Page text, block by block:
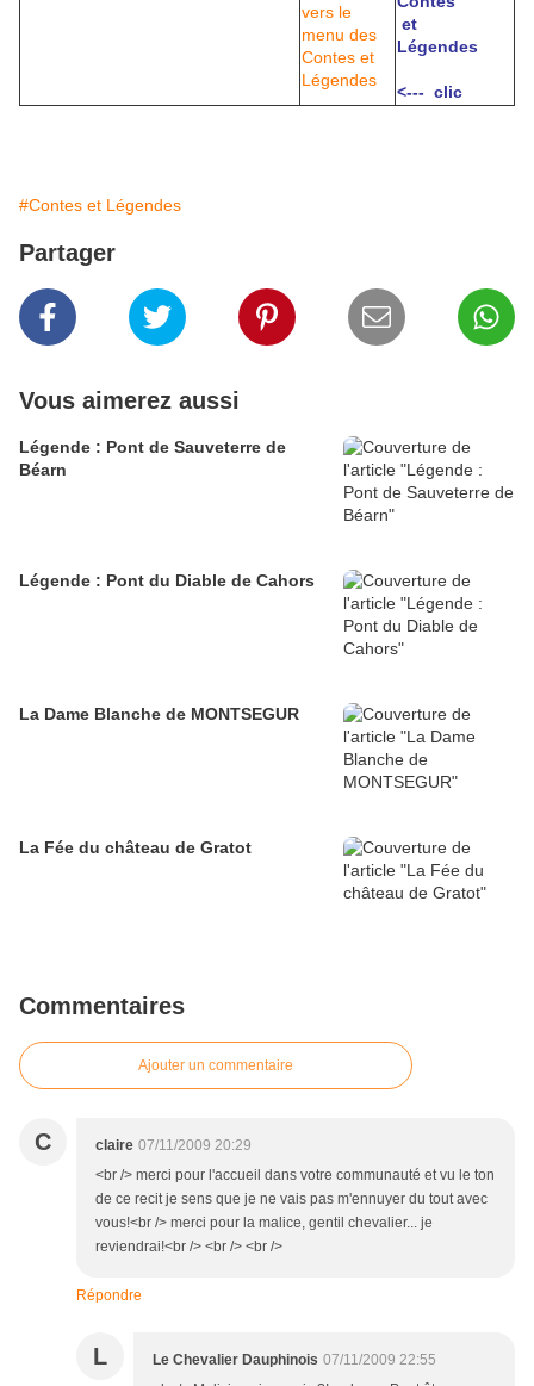
et
Légendes
<--- clic
#Contes et Légendes
Partager
Vous aimerez aussi
Légende : Pont de Sauveterre de
Béarn
Légende : Pont du Diable de Cahors
La Dame Blanche de MONTSEGUR
La Fée du château de Gratot
Commentaires
Ajouter un commentaire
C claire 07/11/2009 20:29
<br /> merci pour l'accueil dans votre communauté et vu le ton
de ce recit je sens que je ne vais pas m'ennuyer du tout avec
vous!<br /> merci pour la malice, gentil chevalier... je
reviendrai!<br /> <br /> <br />
Répondre
L Le Chevalier Dauphinois 07/11/2009 22:55